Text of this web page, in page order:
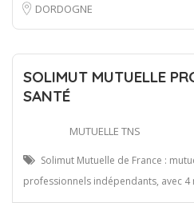
DORDOGNE
SOLIMUT MUTUELLE
SANTÉ
MUTUELLE TNS
Solimut Mutuelle de France :
professionnels indépendants, avec 4